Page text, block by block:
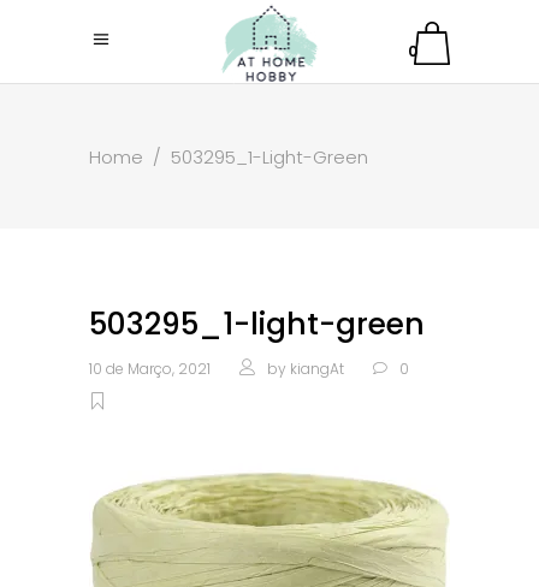
0
Home / 503295_1-Light-Green
503295_1-light-green
10 de Março, 2021 by kiangAt 0